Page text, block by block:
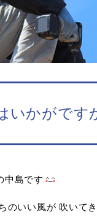
いかがです
中島です
のいい風が 吹いて